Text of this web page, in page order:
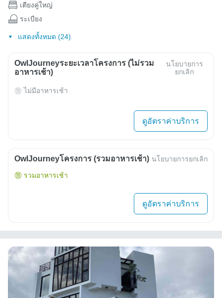
เตียงคู่ใหญ่
ระเบียง
แสดงทั้งหมด (24)
OwlJourneyระยะเวลาโครงการ (ไม่รวม
อาหารเช้า)
นโยบายการ
ยกเลิก
ไม่มีอาหารเช้า
ดูอัตราค่าบริการ
OwlJourneyโครงการ (รวมอาหารเช้า) นโยบายการยกเลิก
รวมอาหารเช้า
ดูอัตราค่าบริการ